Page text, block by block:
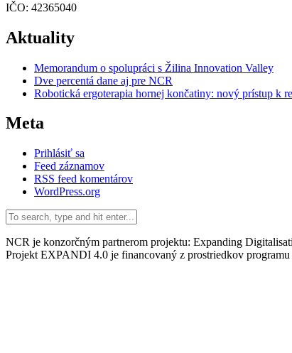
IČO: 42365040
Aktuality
Memorandum o spolupráci s Žilina Innovation Valley
Dve percentá dane aj pre NCR
Robotická ergoterapia hornej končatiny: nový prístup k
Meta
Prihlásiť sa
Feed záznamov
RSS feed komentárov
WordPress.org
NCR je konzorčným partnerom projektu: Expanding
Projekt EXPANDI 4.0 je financovaný z prostriedkov